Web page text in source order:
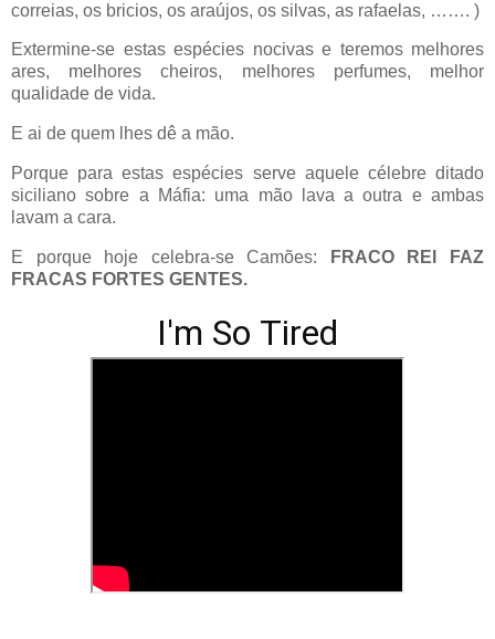
correias, os bricios, os araújos, os silvas, as rafaelas, ……. )
Extermine-se estas espécies nocivas e teremos melhores
ares, melhores cheiros, melhores perfumes, melhor
qualidade de vida.
E ai de quem lhes dê a mão.
Porque para estas espécies serve aquele célebre ditado
siciliano sobre a Máfia: uma mão lava a outra e ambas
lavam a cara.
E porque hoje celebra-se Camões:
FRACO REI FAZ
FRACAS FORTES GENTES.
I'm So Tired